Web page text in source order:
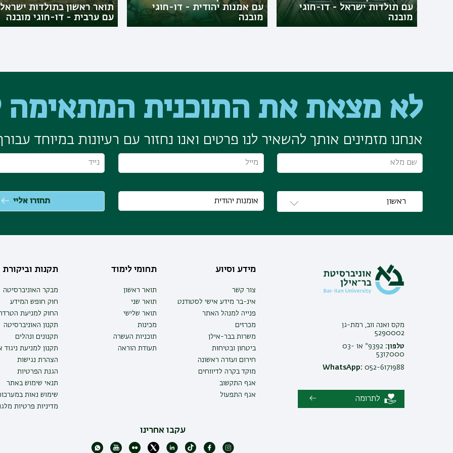
עם תולדות ישראל - דו-חוגי
מובנה
עם אמנות יהודית - דו-חוגי
מובנה
תואר ראשון בתולדות ישראל
עם ערבית - דו-חוגי מובנה
לא מצאת את התוכנית המתאימה
אנחנו מזמינים אותך להשאיר לנו פרטים ואנו נחזור עם רעיונות במיוחד
מקס ואנה ווב, רמת-גן
5290002
טלפון:
9392* או 03-
5317000
WhatsApp: 052-6171988
לתרומה
מידע וסיוע
צור קשר
אינ-בר מידע אישי לסטודנט
פנייה למנהל האתר
מכרזים
משרות בבר-אילן
ביטחון ובטיחות
חירום ועזרה ראשונה
מוקד בקרה לדיווחים
אגף התקשוב
אגף התפעול
תחומי לימוד
תואר ראשון
תואר שני
תואר שלישי
מכינות
תוכניות העשרה
תעודת הוראה
תקנות וביקורת
מבקר האוניברסיטה
חוק חופש המידע
החוק למניעת
תקנון האוניברסיטה
תקנונים ונהלים
תקנון למניעת ניגוד
הצהרת נגישות
הגנת הפרטיות
תנאי שימוש באתר
שימוש נאות
מדיניות פרטיות
עקבו אחרינו